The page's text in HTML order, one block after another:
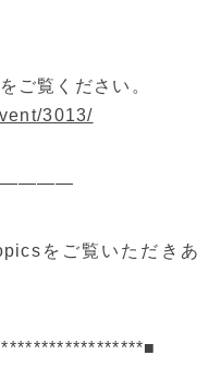
ご覧ください。
3013/
をご覧いただきあ